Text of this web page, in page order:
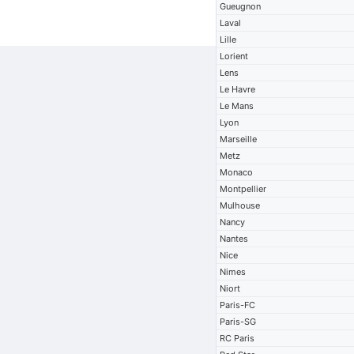
Gueugnon
Laval
Lille
Lorient
Lens
Le Havre
Le Mans
Lyon
Marseille
Metz
Monaco
Montpellier
Mulhouse
Nancy
Nantes
Nice
Nimes
Niort
Paris-FC
Paris-SG
RC Paris